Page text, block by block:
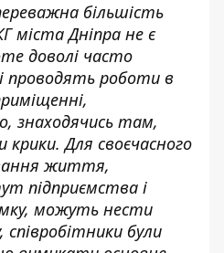
більшість
міста Дніпра не є
доволі часто
проводять роботи в
знаходячись там,
крики. Для своєчасного
життя,
підприємства і
можуть нести
були